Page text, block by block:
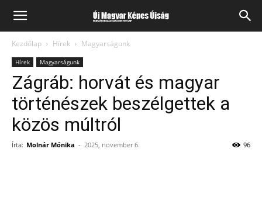
Kezdőlap Hírek Magyarságunk
Hírek Magyarságunk
Zágráb: horvát és magyar
történészek beszélgettek a
közös múltról
Írta: Molnár Mónika - 2025, november 6. 96